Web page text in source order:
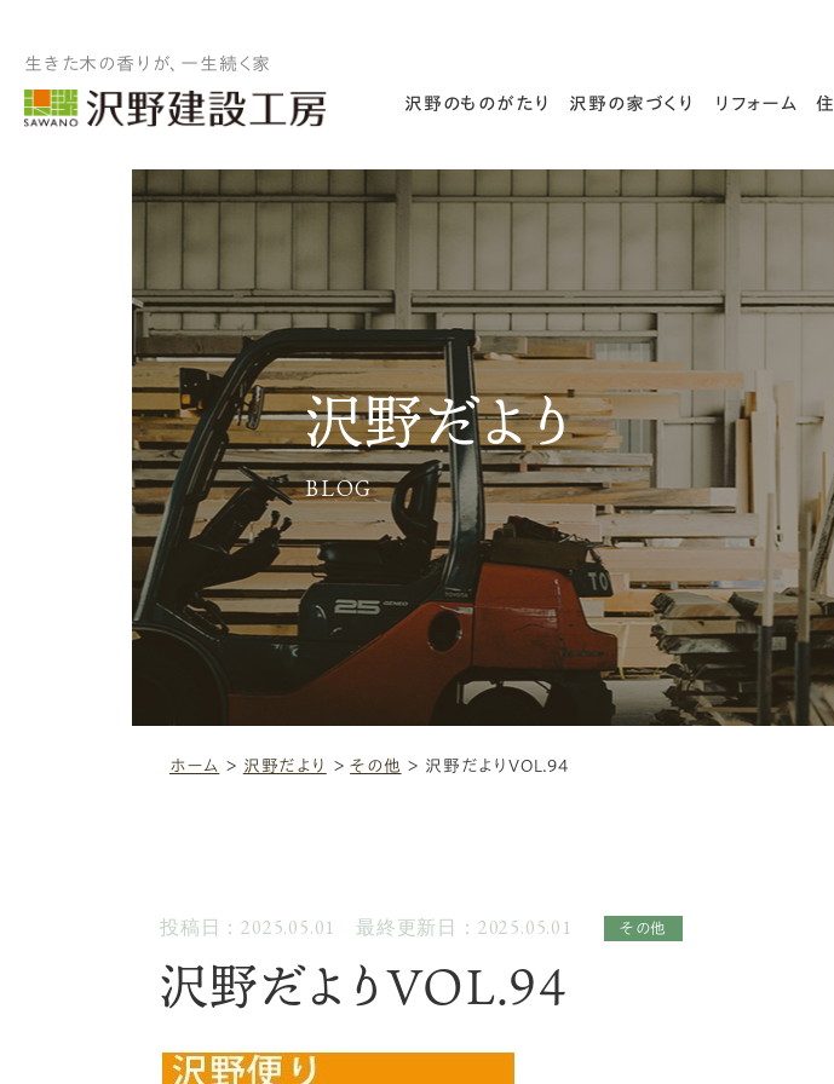
生きた木の香りが、一生続く家
沢野のものがたり 沢野の家づくり
木と匠の技
リフォーム
住宅診断・耐震診
沢野だより
BLOG
ホーム ＞ 沢野だより ＞その他 ＞ 沢野だよりVOL.94
投稿日：2025.05.01 最終更新日：2025.05.01 その他
沢野だよりVOL.94